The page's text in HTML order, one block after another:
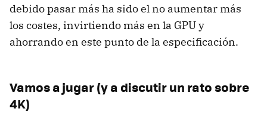
debido pasar más ha sido el no aumentar más
los costes, invirtiendo más en la GPU y
ahorrando en este punto de la especificación.
Vamos a jugar (y a discutir un rato sobre
4K)